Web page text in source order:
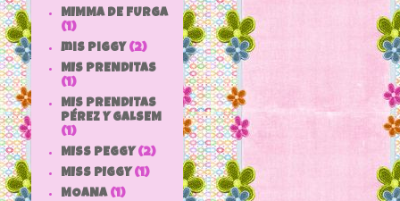
MIMMA DE FURGA
(1)
mis piggy (2)
MIS PRENDITAS
(1)
MIS PRENDITAS
PÉREZ Y GALSEM
(1)
MISS PEGGY (2)
MISS PIGGY (1)
MOANA (1)